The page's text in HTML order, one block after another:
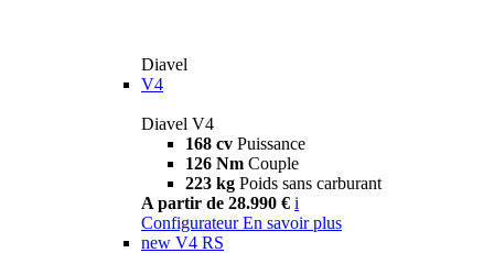
Diavel
V4
Diavel V4
168 cv Puissance
126 Nm Couple
223 kg Poids sans carburant
A partir de 28.990 € i
Configurateur En savoir plus
new V4 RS